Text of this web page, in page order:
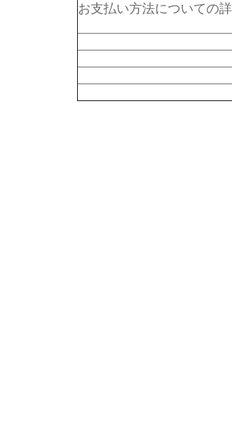
お支払い方法についての